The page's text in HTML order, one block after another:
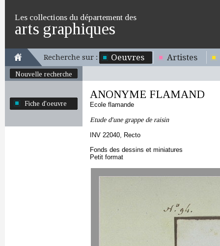
Les collections du département des
arts graphiques
Recherche sur : Oeuvres Artistes
Nouvelle recherche
Fiche d'oeuvre
ANONYME FLAMAND
Ecole flamande
Etude d'une grappe de raisin
INV 22040, Recto
Fonds des dessins et miniatures
Petit format